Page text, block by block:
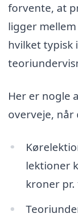
forvente, at
ligger
hvilket typisk
Her er nogle
overveje,
lektioner
kroner pr.